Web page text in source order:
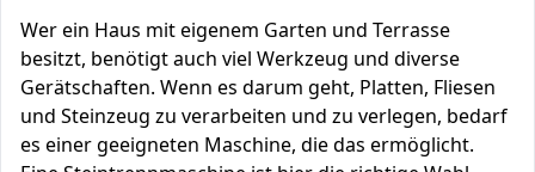
Wer ein Haus mit eigenem Garten und Terrasse
besitzt, benötigt auch viel Werkzeug und diverse
Gerätschaften. Wenn es darum geht, Platten, Fliesen
und Steinzeug zu verarbeiten und zu verlegen, bedarf
es einer geeigneten Maschine, die das ermöglicht.